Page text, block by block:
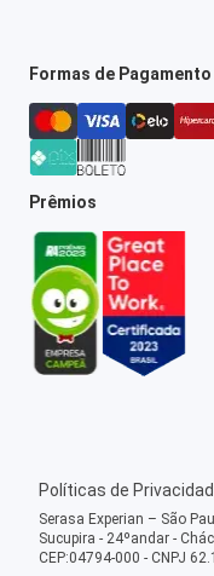
Formas de Pagamento
Prêmios
Políticas de
Serasa Experian – São
Sucupira - 24ºandar -
CEP:04794-000 - CNPJ